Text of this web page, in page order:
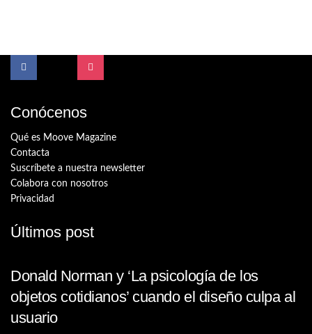
Conócenos
Qué es Moove Magazine
Contacta
Suscríbete a nuestra newsletter
Colabora con nosotros
Privacidad
Últimos post
Donald Norman y ‘La psicología de los
objetos cotidianos’ cuando el diseño culpa al
usuario